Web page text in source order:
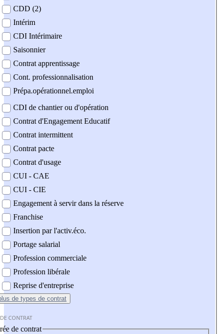
CDD (2)
Intérim
CDI Intérimaire
Saisonnier
Contrat apprentissage
Cont. professionnalisation
Prépa.opérationnel.emploi
CDI de chantier ou d'opération
Contrat d'Engagement Educatif
Contrat intermittent
Contrat pacte
Contrat d'usage
CUI - CAE
CUI - CIE
Engagement à servir dans la réserve
Franchise
Insertion par l'activ.éco.
Portage salarial
Profession commerciale
Profession libérale
Reprise d'entreprise
de types de contrat
CONTRAT
de contrat